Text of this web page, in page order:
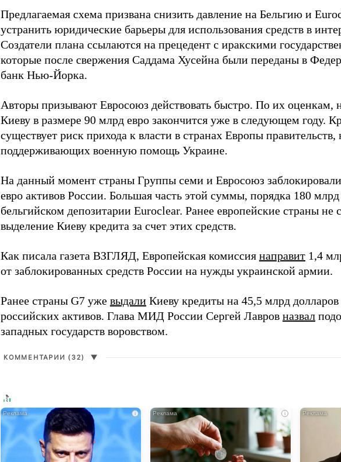
Предлагаемая схема призвана снизить давление на Бельгию и
устранить юридические барьеры для использования средств в
Создатели плана ссылаются на прецедент с иракскими
которые после свержения Саддама Хусейна были переданы в
банк Нью-Йорка.
Авторы призывают Евросоюз действовать быстро. По их оценкам,
Киеву в размере 90 млрд евро закончится уже в следующем году.
существует риск прихода к власти в странах Европы правительств,
поддерживающих военную помощь Украине.
На данный момент страны Группы семи и Евросоюз
евро активов России. Большая часть этой суммы, порядка 180 млрд
бельгийском депозитарии Euroclear. Ранее европейские страны не
выделение Киеву кредита за счет этих средств.
Как писала газета ВЗГЛЯД, Европейская комиссия направит 1,4
от заблокированных средств России на нужды украинской армии.
Ранее страны G7 уже выдали Киеву кредиты на 45,5 млрд долларов
российских активов. Глава МИД России Сергей Лавров назвал
западных государств воровством.
КОММЕНТАРИИ (32) ▼
i i